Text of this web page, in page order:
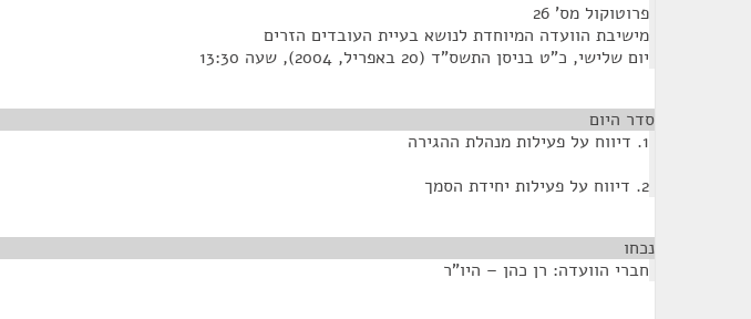
פרוטוקול מס' 26
מישיבת הוועדה המיוחדת לנושא בעיית העובדים הזרים
‏יום שלישי, כ"ט בניסן התשס"ד (‏20 באפריל, 2004), שעה 13:30
סדר היום
1. דיווח על פעילות מנהלת ההגירה
2. דיווח על פעילות יחידת הסמך
נכחו
חברי הוועדה: רן כהן – היו"ר